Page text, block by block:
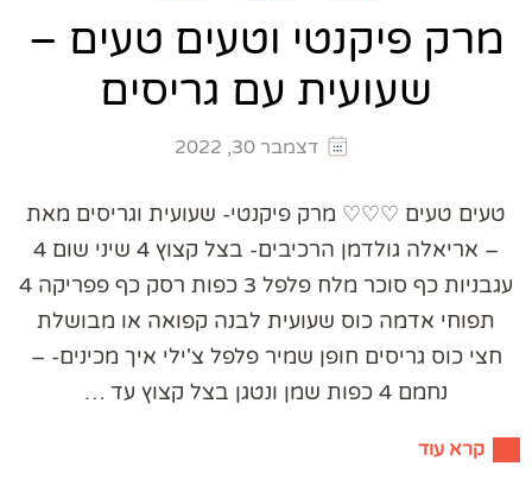
מרק פיקנטי וטעים טעים –
שעועית עם גריסים
דצמבר 30, 2022
טעים טעים ♡♡♡ מרק פיקנטי- שעועית וגריסים מאת
– אריאלה גולדמן הרכיבים- בצל קצוץ 4 שיני שום 4
עגבניות כף סוכר מלח פלפל 3 כפות רסק כף פפריקה 4
תפוחי אדמה כוס שעועית לבנה קפואה או מבושלת
חצי כוס גריסים חופן שמיר פלפל צ'ילי איך מכינים- –
נחמם 4 כפות שמן ונטגן בצל קצוץ עד …
קרא עוד